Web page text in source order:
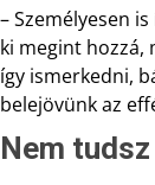
– Személyesen
ki megint hozzá,
így ismerkedni,
belejövünk az
Nem